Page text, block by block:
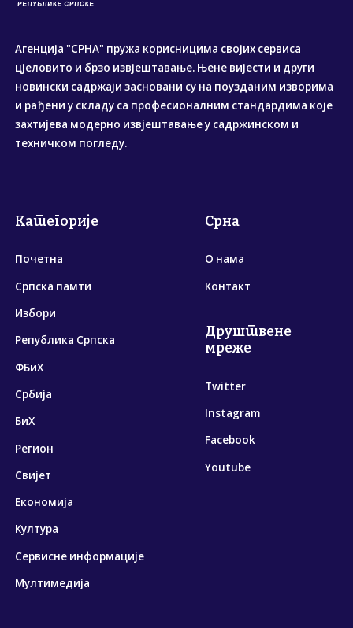
Агенција "СРНА" пружа корисницима својих сервиса
цјеловито и брзо извјештавање. Њене вијести и други
новински садржаји засновани су на поузданим изворима
и рађени у складу са професионалним стандардима које
захтијева модерно извјештавање у садржинском и
техничком погледу.
Категорије
Почетна
Српска памти
Избори
Република Српска
ФБиХ
Србија
БиХ
Регион
Свијет
Економија
Култура
Сервисне информације
Мултимедија
Срна
О нама
Контакт
Друштвене
мреже
Twitter
Instagram
Facebook
Youtube